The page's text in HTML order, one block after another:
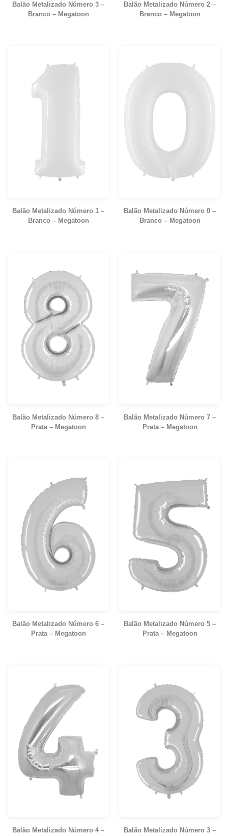
Balão Metalizado Número 3 –
Branco – Megatoon
Balão Metalizado Número 2 –
Branco – Megatoon
Balão Metalizado Número 1 –
Branco – Megatoon
Balão Metalizado Número 0 –
Branco – Megatoon
Balão Metalizado Número 8 –
Prata – Megatoon
Balão Metalizado Número 7 –
Prata – Megatoon
Balão Metalizado Número 6 –
Prata – Megatoon
Balão Metalizado Número 5 –
Prata – Megatoon
Balão Metalizado Número 4 –
Balão Metalizado Número 3 –